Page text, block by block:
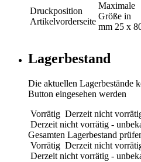
Druckposition
Artikelvorderseite
Maximale
Größe in
mm 25 x
Lagerbestand
Die aktuellen Lagerbestände
Button eingesehen werden
Vorrätig Derzeit nicht
Derzeit nicht vorrätig -
Gesamten Lagerbestand
Vorrätig Derzeit nicht
Derzeit nicht vorrätig -